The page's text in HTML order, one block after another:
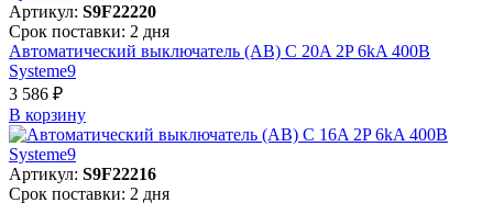
Артикул: S9F22220
Срок поставки: 2 дня
Автоматический выключатель (АВ) C 20A 2P 6kA 400В
Systeme9
3 586 ₽
В корзинy
Артикул: S9F22216
Срок поставки: 2 дня